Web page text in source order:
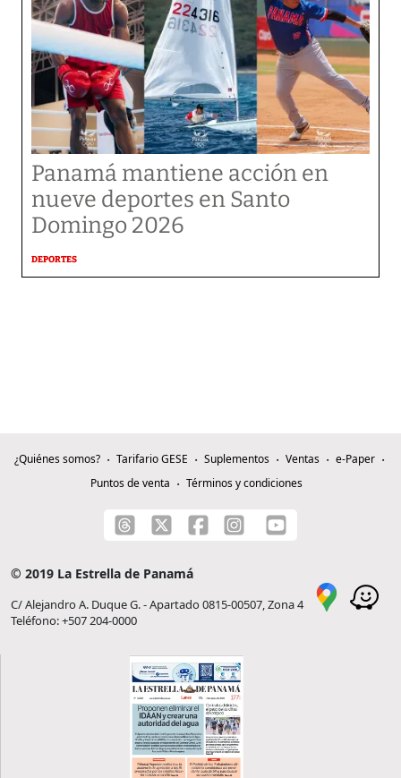
Panamá mantiene acción en
nueve deportes en Santo
Domingo 2026
DEPORTES
¿Quiénes somos? Tarifario GESE Suplementos Ventas
e-Paper
Puntos de venta
Términos y condiciones
© 2019 La Estrella de Panamá
C/ Alejandro A. Duque G. - Apartado 0815-00507, Zona 4
Teléfono: +507 204-0000